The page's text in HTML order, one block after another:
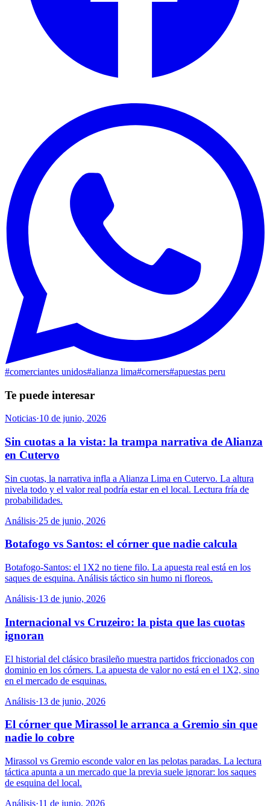
#comerciantes unidos#alianza lima#corners#apuestas peru
Te puede interesar
Noticias·10 de junio, 2026
Sin cuotas a la vista: la trampa narrativa de Alianza
en Cutervo
Sin cuotas, la narrativa infla a Alianza Lima en Cutervo. La altura
nivela todo y el valor real podría estar en el local. Lectura fría de
probabilidades.
Análisis·25 de junio, 2026
Botafogo vs Santos: el córner que nadie calcula
Botafogo-Santos: el 1X2 no tiene filo. La apuesta real está en los
saques de esquina. Análisis táctico sin humo ni floreos.
Análisis·13 de junio, 2026
Internacional vs Cruzeiro: la pista que las cuotas
ignoran
El historial del clásico brasileño muestra partidos friccionados con
dominio en los córners. La apuesta de valor no está en el 1X2, sino
en el mercado de esquinas.
Análisis·13 de junio, 2026
El córner que Mirassol le arranca a Gremio sin que
nadie lo cobre
Mirassol vs Gremio esconde valor en las pelotas paradas. La lectura
táctica apunta a un mercado que la previa suele ignorar: los saques
de esquina del local.
Análisis·11 de junio, 2026